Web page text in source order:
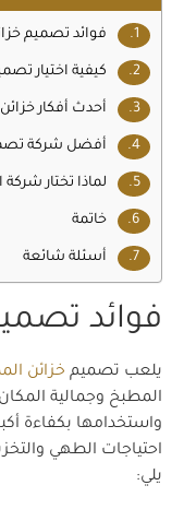
فوائد تصميم
كيفية اختيار
أحدث أفكار
أفضل شركة
لماذا تختار
خاتمة
أسئلة شائعة
فوائد
يلعب تصميم خزائن
المطبخ وجمالية
واستخدامها بكفاءة
احتياجات الطهي
يلي: